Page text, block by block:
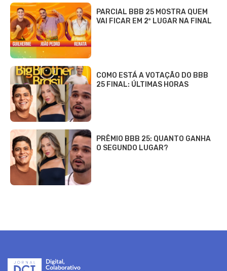
PARCIAL BBB 25 MOSTRA QUEM
VAI FICAR EM 2º LUGAR NA FINAL
COMO ESTÁ A VOTAÇÃO DO BBB
25 FINAL: ÚLTIMAS HORAS
PRÊMIO BBB 25: QUANTO GANHA
O SEGUNDO LUGAR?